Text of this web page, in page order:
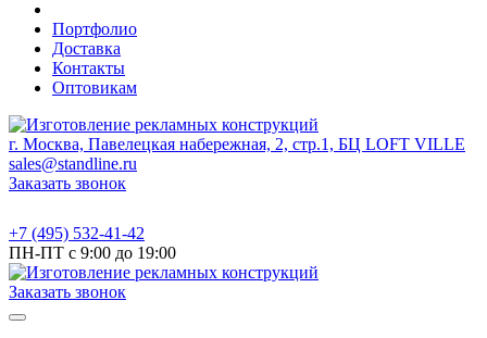
Портфолио
Доставка
Контакты
Оптовикам
г. Москва, Павелецкая набережная, 2, стр.1, БЦ LOFT VILLE
sales@standline.ru
Заказать звонок
+7 (495) 532-41-42
ПН-ПТ с 9:00 до 19:00
Заказать звонок